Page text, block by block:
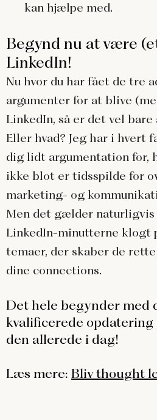
kan hjælpe med.
Begynd nu at være
LinkedIn!
Nu hvor du har fået de tre
argumenter for at blive
LinkedIn, så er det vel
Eller hvad? Jeg har i hvert
dig lidt argumentation for,
ikke blot er tidsspilde for
marketing- og
Men det gælder naturligvis
LinkedIn-minutterne klogt
temaer, der skaber de
dine connections.
Det hele begynder med
kvalificerede opdatering
den allerede i dag!
Læs mere: Bliv thought